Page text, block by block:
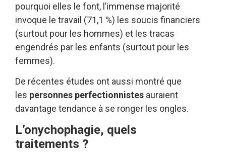
pourquoi elles le font, l’immense majorité
invoque le travail (71,1 %) les soucis financiers
(surtout pour les hommes) et les tracas
engendrés par les enfants (surtout pour les
femmes).
De récentes études ont aussi montré que
les personnes perfectionnistes auraient
davantage tendance à se ronger les ongles.
L’onychophagie, quels
traitements ?